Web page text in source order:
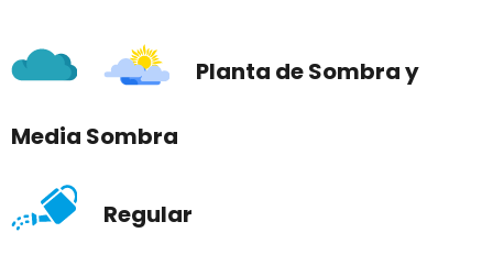
Planta de Sombra y
Media Sombra
Regular